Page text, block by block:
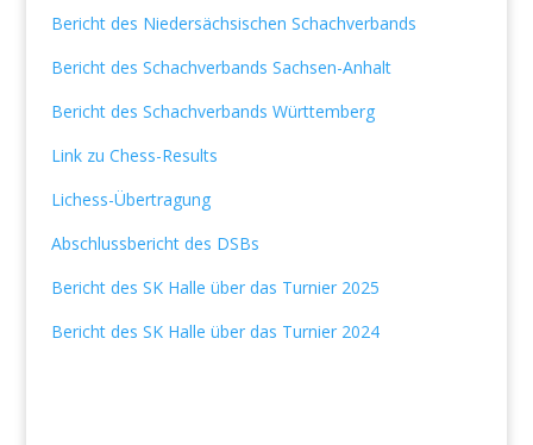
Bericht des Niedersächsischen Schachverbands
Bericht des Schachverbands Sachsen-Anhalt
Bericht des Schachverbands Württemberg
Link zu Chess-Results
Lichess-Übertragung
Abschlussbericht des DSBs
Bericht des SK Halle über das Turnier 2025
Bericht des SK Halle über das Turnier 2024